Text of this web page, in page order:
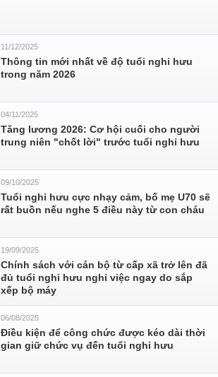
11/12/2025
Thông tin mới nhất về độ tuổi nghỉ hưu
trong năm 2026
04/11/2025
Tăng lương 2026: Cơ hội cuối cho người
trung niên "chốt lời" trước tuổi nghỉ hưu
09/10/2025
Tuổi nghỉ hưu cực nhạy cảm, bố mẹ U70 sẽ
rất buồn nếu nghe 5 điều này từ con cháu
19/09/2025
Chính sách với cán bộ từ cấp xã trở lên đã
đủ tuổi nghỉ hưu nghỉ việc ngay do sắp
xếp bộ máy
06/08/2025
Điều kiện để công chức được kéo dài thời
gian giữ chức vụ đến tuổi nghỉ hưu